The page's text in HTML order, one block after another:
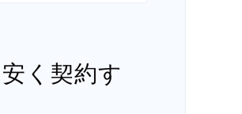
く契約す